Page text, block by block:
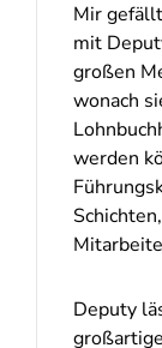
Mir
mit
großen
wonach
werden
Deputy